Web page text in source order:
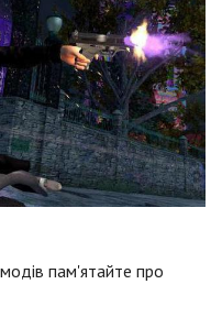
пам'ятайте про